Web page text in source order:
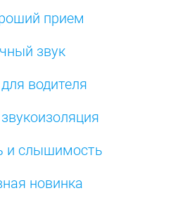
прием
звук
водителя
и слышимость
новинка